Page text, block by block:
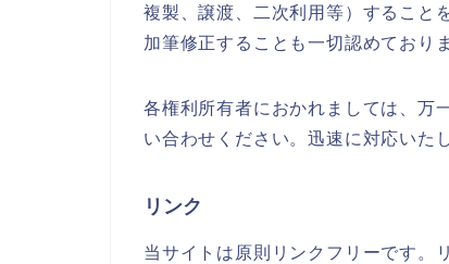
複製、譲渡、二次利用等）すること
加筆修正することも一切認めており
各権利所有者におかれましては、万
い合わせください。迅速に対応いた
リンク
当サイトは原則リンクフリーです。